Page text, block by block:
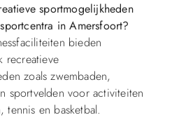
sportmogelijkheden
in Amersfoort?
bieden
recreatieve
zoals zwembaden,
sportvelden voor activiteiten
tennis en basketbal.